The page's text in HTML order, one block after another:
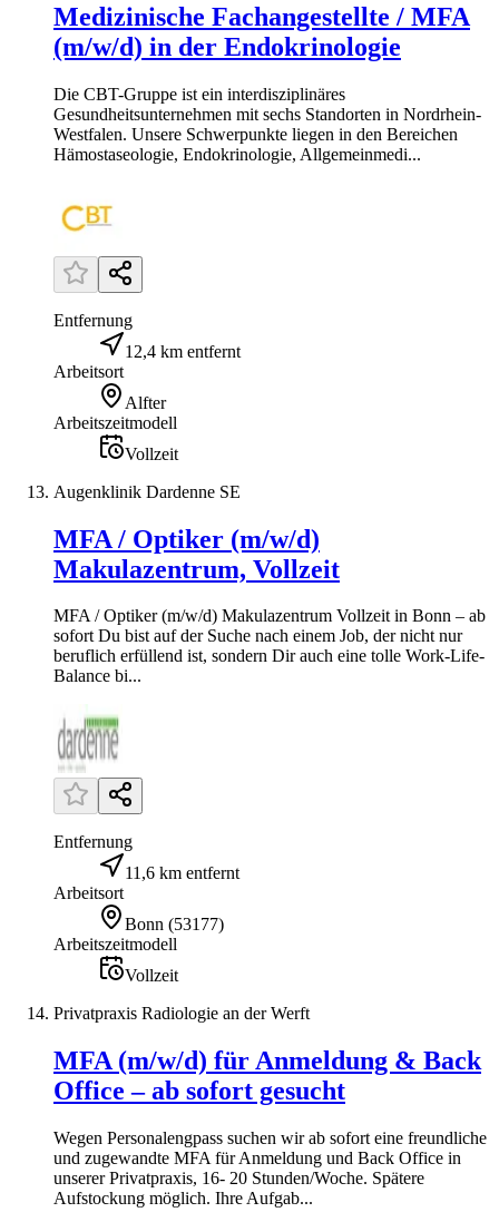
Medizinische Fachangestellte / MFA
(m/w/d) in der Endokrinologie
Die CBT-Gruppe ist ein interdisziplinäres
Gesundheitsunternehmen mit sechs Standorten in Nordrhein-
Westfalen. Unsere Schwerpunkte liegen in den Bereichen
Hämostaseologie, Endokrinologie, Allgemeinmedi...
Entfernung
12,4 km entfernt
Arbeitsort
Alfter
Arbeitszeitmodell
Vollzeit
Augenklinik Dardenne SE
MFA / Optiker (m/w/d)
Makulazentrum, Vollzeit
MFA / Optiker (m/w/d) Makulazentrum Vollzeit in Bonn – ab
sofort Du bist auf der Suche nach einem Job, der nicht nur
beruflich erfüllend ist, sondern Dir auch eine tolle Work-Life-
Balance bi...
Entfernung
11,6 km entfernt
Arbeitsort
Bonn (53177)
Arbeitszeitmodell
Vollzeit
Privatpraxis Radiologie an der Werft
MFA (m/w/d) für Anmeldung & Back
Office – ab sofort gesucht
Wegen Personalengpass suchen wir ab sofort eine freundliche
und zugewandte MFA für Anmeldung und Back Office in
unserer Privatpraxis, 16- 20 Stunden/Woche. Spätere
Aufstockung möglich. Ihre Aufgab...